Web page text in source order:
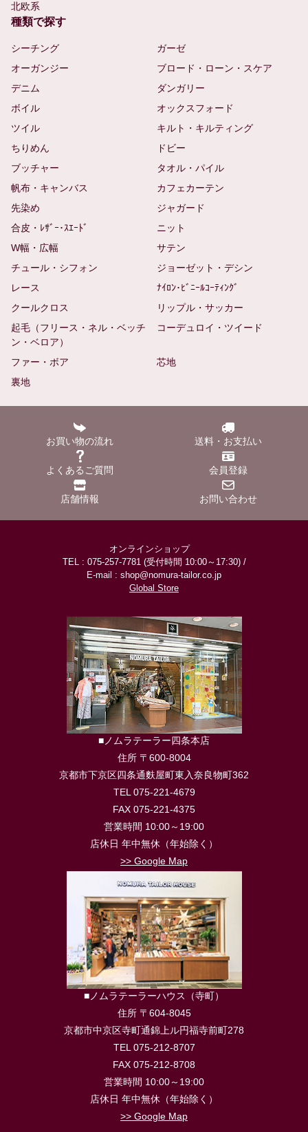
北欧系
種類で探す
シーチング
ガーゼ
オーガンジー
ブロード・ローン・スケア
デニム
ダンガリー
ボイル
オックスフォード
ツイル
キルト・キルティング
ちりめん
ドビー
ブッチャー
タオル・パイル
帆布・キャンバス
カフェカーテン
先染め
ジャガード
合皮・ﾚｻﾞｰ･ｽｴｰﾄﾞ
ニット
W幅・広幅
サテン
チュール・シフォン
ジョーゼット・デシン
レース
ﾅｲﾛﾝ･ﾋﾞﾆｰﾙｺｰﾃｨﾝｸﾞ
クールクロス
リップル・サッカー
起毛（フリース・ネル・ベッチ
ン・ベロア）
コーデュロイ・ツイード
ファー・ボア
芯地
裏地
お買い物の流れ 送料・お支払い
よくあるご質問 会員登録
店舗情報 お問い合わせ
オンラインショップ
TEL : 075-257-7781 (受付時間 10:00～17:30) /
E-mail : shop@nomura-tailor.co.jp
Global Store
■ノムラテーラー四条本店
住所 〒600-8004
京都市下京区四条通麩屋町東入奈良物町362
TEL 075-221-4679
FAX 075-221-4375
営業時間 10:00～19:00
店休日 年中無休（年始除く）
>> Google Map
■ノムラテーラーハウス（寺町）
住所 〒604-8045
京都市中京区寺町通錦上ル円福寺前町278
TEL 075-212-8707
FAX 075-212-8708
営業時間 10:00～19:00
店休日 年中無休（年始除く）
>> Google Map